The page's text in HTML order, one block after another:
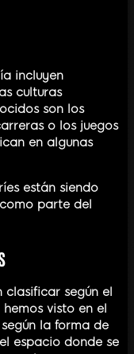
incluyen
culturas
son los
o los juegos
en algunas
están siendo
parte del
clasificar según el
visto en el
la forma de
espacio donde se